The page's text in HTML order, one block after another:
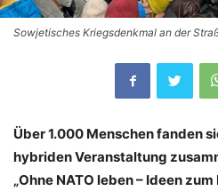
Sowjetisches Kriegsdenkmal an der
Über 1.000 Menschen fanden
hybriden Veranstaltung
„Ohne NATO leben – Ideen